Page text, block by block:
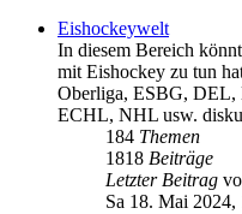
Eishockeywelt
In diesem Bereich
mit Eishockey zu tun
Oberliga, ESBG,
ECHL, NHL usw.
184 Themen
1818 Beiträge
Letzter Beitrag
Sa 18. Mai 2024,